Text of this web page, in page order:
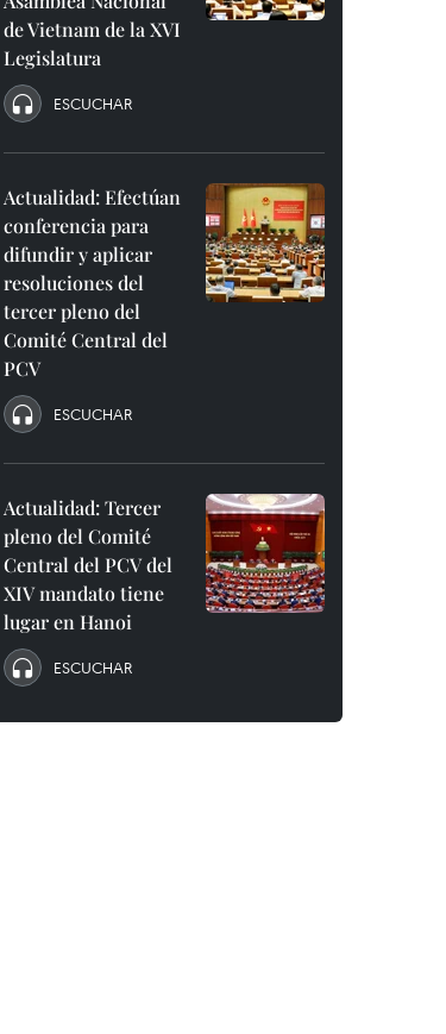
de Vietnam de la XVI
Legislatura
ESCUCHAR
Actualidad: Efectúan
conferencia para
difundir y aplicar
resoluciones del
tercer pleno del
Comité Central del
PCV
ESCUCHAR
Actualidad: Tercer
pleno del Comité
Central del PCV del
XIV mandato tiene
lugar en Hanoi
ESCUCHAR